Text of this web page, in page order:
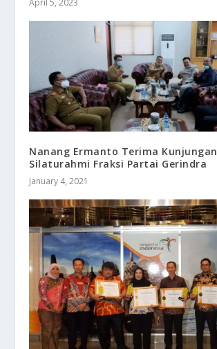
April 5, 2023
Nanang Ermanto Terima Kunjungan
Silaturahmi Fraksi Partai Gerindra
January 4, 2021